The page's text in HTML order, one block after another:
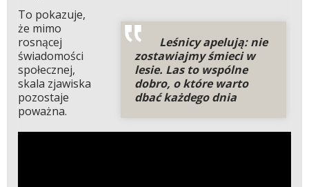
Leśnicy apelują: nie
zostawiajmy śmieci w
lesie. Las to wspólne
dobro, o które warto
dbać każdego dnia
To pokazuje,
że mimo
rosnącej
świadomości
społecznej,
skala zjawiska
pozostaje
poważna.